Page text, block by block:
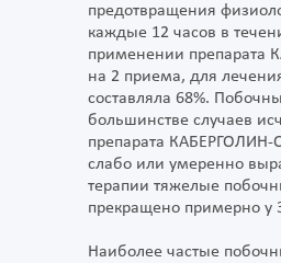
предотвращения
каждые 12 часов в
применении препарата
на 2 приема, для
составляла 68%.
большинстве случаев
препарата
слабо или умеренно
терапии тяжелые
прекращено примерно у
Наиболее частые